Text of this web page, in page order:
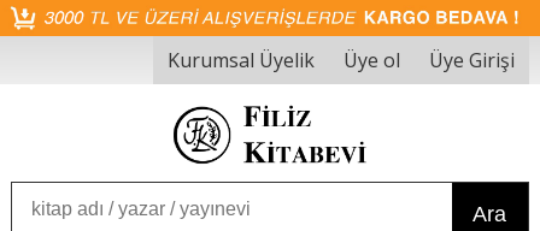
Kurumsal Üyelik Üye ol Üye Girişi
Ara